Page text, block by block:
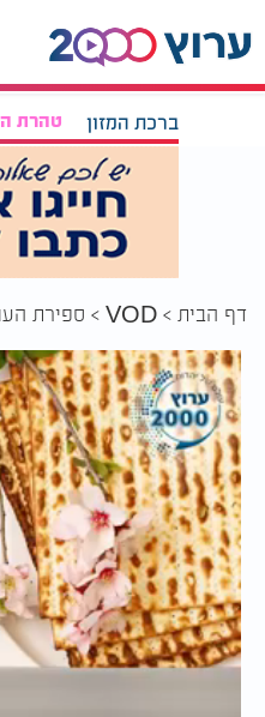
ברכת המזון טהרת
דף הבית VOD ספירת